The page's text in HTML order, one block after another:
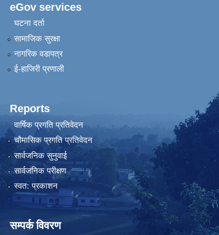
eGov services
घटना दर्ता
सामाजिक सुरक्षा
नागरिक वडापत्र
ई-हाजिरी प्रणाली
Reports
वार्षिक प्रगति प्रतिवेदन
चौमासिक प्रगति प्रतिवेदन
सार्वजनिक सुनुवाई
सार्वजनिक परीक्षण
स्वत: प्रकाशन
सम्पर्क विवरण